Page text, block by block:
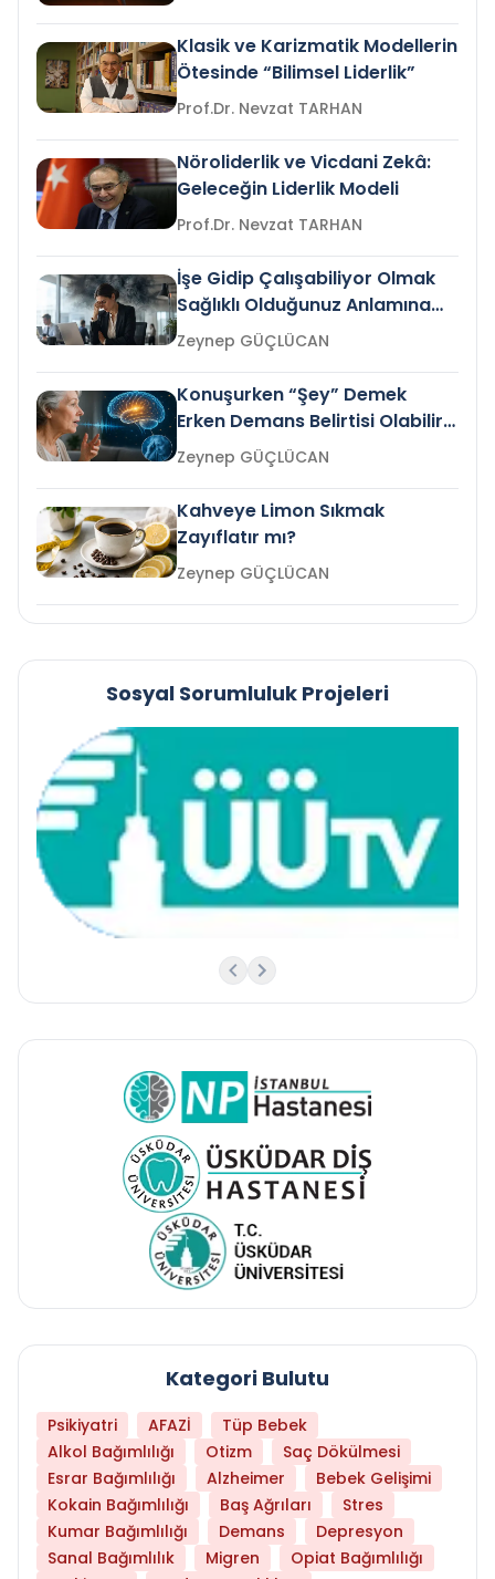
Klasik ve Karizmatik Modellerin
Ötesinde “Bilimsel Liderlik”
Prof.Dr. Nevzat TARHAN
Nöroliderlik ve Vicdani Zekâ:
Geleceğin Liderlik Modeli
Prof.Dr. Nevzat TARHAN
İşe Gidip Çalışabiliyor Olmak
Sağlıklı Olduğunuz Anlamına
Gelir mi?Zeynep GÜÇLÜCAN
Konuşurken “Şey” Demek
Erken Demans Belirtisi Olabilir
mi?
Zeynep GÜÇLÜCAN
Kahveye Limon Sıkmak
Zayıflatır mı?
Zeynep GÜÇLÜCAN
Sosyal Sorumluluk Projeleri
Kategori Bulutu
Psikiyatri AFAZİ
Tüp Bebek
Alkol Bağımlılığı
Otizm
Saç Dökülmesi
Esrar Bağımlılığı
Alzheimer
Bebek Gelişimi
Kokain Bağımlılığı
Baş Ağrıları
Stres
Kumar Bağımlılığı
Demans
Depresyon
Sanal Bağımlılık
Migren
Opiat Bağımlılığı